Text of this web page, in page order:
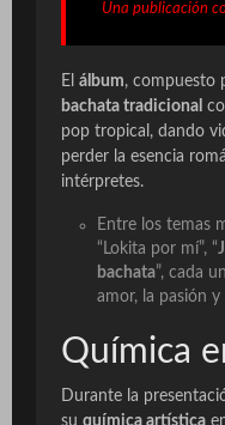
Una publicación
El álbum, compuesto
bachata tradicional
pop tropical, dando
perder la esencia
intérpretes.
Entre los temas
“Lokita por mí”, “
bachata”, cada
amor, la pasión y
Química
Durante la
su química artística